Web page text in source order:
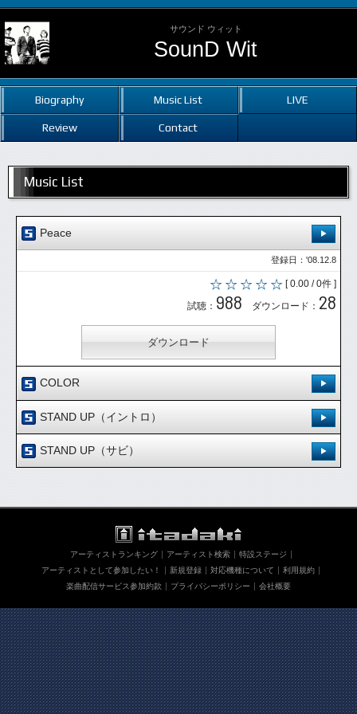
サウンド ウィット
SounD Wit
Biography Music List LIVE
Review Contact
Music List
Peace
登録日：'08.12.8
[ 0.00 / 0件 ]
試聴： 988 ダウンロード： 28
ダウンロード
COLOR
登録日：'08.12.19
[ 0.00 / 0件 ]
ダウンロード：27
STAND UP（イントロ）
登録日：'08.12.19
[ 0.00 / 0件 ]
ダウンロード
STAND UP（サビ）
ダウンロード
アーティストランキング アーティスト検索
特設ステージ
アーティストとして参加したい！
新規登録 対応機種について
利用規約
楽曲配信サービス参加約款
プライバシーポリシー 会社概要